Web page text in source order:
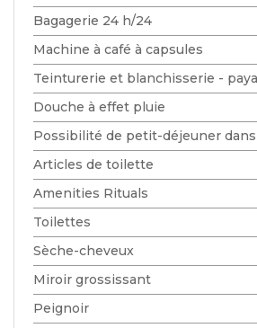
Bagagerie 24 h/24
Machine à café à capsules
Teinturerie et blanchisserie -
Douche à effet pluie
Possibilité de petit-déjeuner
Articles de toilette
Amenities Rituals
Toilettes
Sèche-cheveux
Miroir grossissant
Peignoir